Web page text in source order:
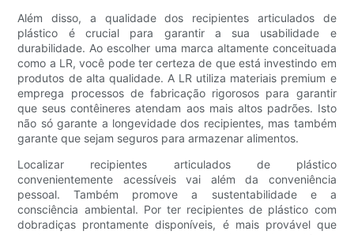
Além disso, a qualidade dos recipientes articulados de
plástico é crucial para garantir a sua usabilidade e
durabilidade. Ao escolher uma marca altamente conceituada
como a LR, você pode ter certeza de que está investindo em
produtos de alta qualidade. A LR utiliza materiais premium e
emprega processos de fabricação rigorosos para garantir
que seus contêineres atendam aos mais altos padrões. Isto
não só garante a longevidade dos recipientes, mas também
garante que sejam seguros para armazenar alimentos.
Localizar recipientes articulados de plástico
convenientemente acessíveis vai além da conveniência
pessoal. Também promove a sustentabilidade e a
consciência ambiental. Por ter recipientes de plástico com
dobradiças prontamente disponíveis, é mais provável que